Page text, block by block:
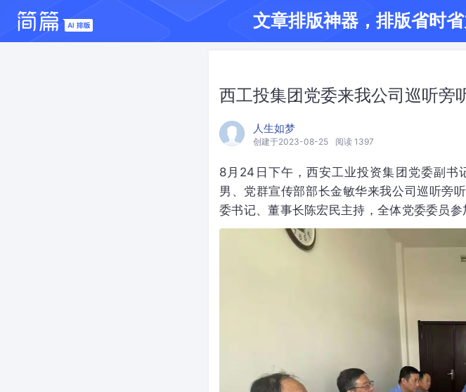
西工投集团党委来我公司巡听旁
人生如梦
创建于2023-08-25 阅读 1397
8月24日下午，西安工业投资集团党委副书
男、党群宣传部部长金敏华来我公司巡听旁
委书记、董事长陈宏民主持，全体党委委员参
文章排版神器，排版省时